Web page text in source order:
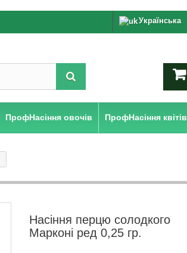
Українська
ПрофНасіння овочів ПрофНасіння квітів
Насіння перцю солодкого
Марконі ред 0,25 гр.